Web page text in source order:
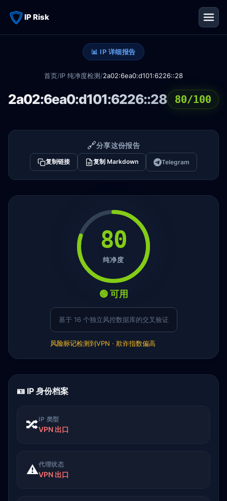
IP Risk
📊 IP 详细报告
首页/IP 纯净度检测/2a02:6ea0:d101:6226::28
2a02:6ea0:d101:6226::28 80/100
🔗分享这份报告
复制链接 复制 Markdown Telegram
80
纯净度
🟢 可用
基于 16 个独立风控数据库的交叉验证
风险标记检测到VPN · 欺诈指数偏高
🪪 IP 身份档案
🔀IP 类型
VPN 出口
⚠️代理状态
VPN 出口